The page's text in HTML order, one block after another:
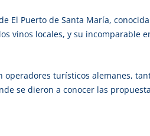
Puerto de Santa María,
vinos locales, y su incomparable
turísticos alemanes,
se dieron a conocer las